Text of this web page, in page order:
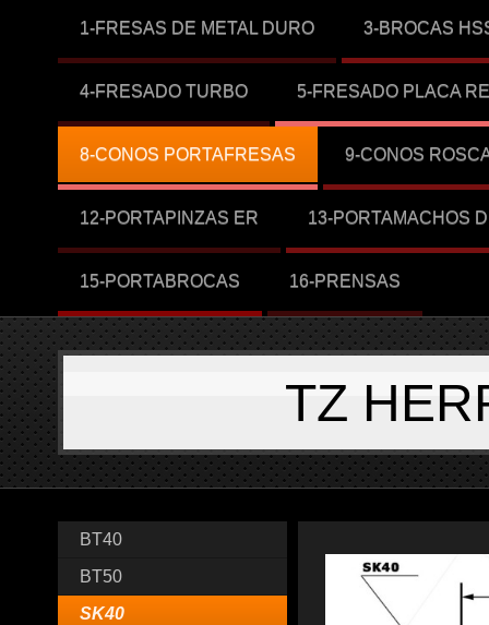
1-FRESAS DE METAL DURO 3-BROCAS
4-FRESADO TURBO 5-FRESADO PLACA
8-CONOS PORTAFRESAS 9-CONOS
12-PORTAPINZAS ER 13-PORTAMACHOS
15-PORTABROCAS 16-PRENSAS
TZ
BT40
BT50
SK40